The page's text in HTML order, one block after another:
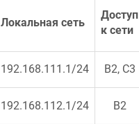
Локальная сеть
Доступ
к сети
192.168.111.1/24
B2, C3
192.168.112.1/24
B2